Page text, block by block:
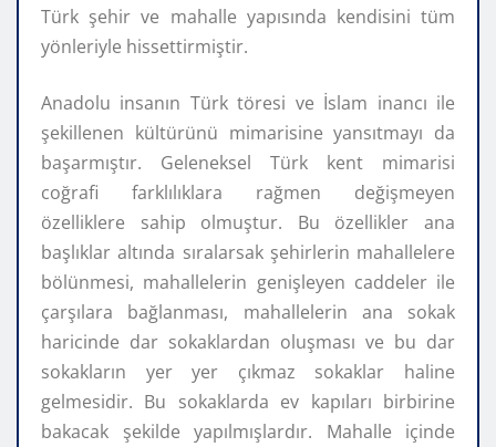
Türk şehir ve mahalle yapısında kendisini tüm
yönleriyle hissettirmiştir.
Anadolu insanın Türk töresi ve İslam inancı ile
şekillenen kültürünü mimarisine yansıtmayı da
başarmıştır. Geleneksel Türk kent mimarisi
coğrafi farklılıklara rağmen değişmeyen
özelliklere sahip olmuştur. Bu özellikler ana
başlıklar altında sıralarsak şehirlerin mahallelere
bölünmesi, mahallelerin genişleyen caddeler ile
çarşılara bağlanması, mahallelerin ana sokak
haricinde dar sokaklardan oluşması ve bu dar
sokakların yer yer çıkmaz sokaklar haline
gelmesidir. Bu sokaklarda ev kapıları birbirine
bakacak şekilde yapılmışlardır. Mahalle içinde